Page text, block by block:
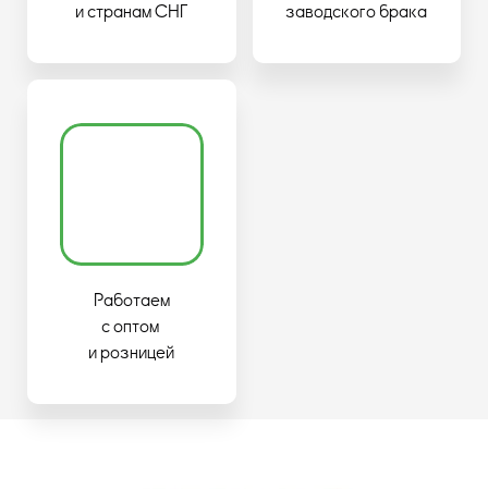
и странам СНГ
заводского брака
Работаем
с оптом
и розницей